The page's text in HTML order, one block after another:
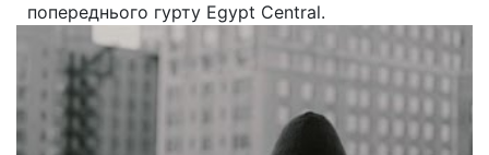
попереднього гурту Egypt Central.